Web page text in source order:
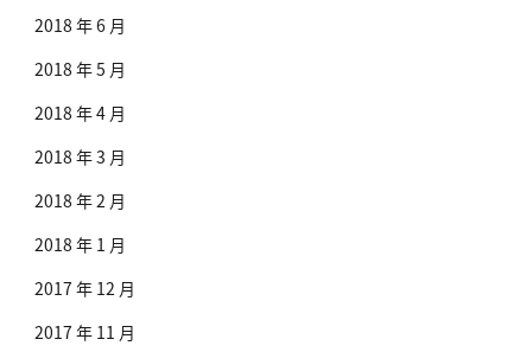
2018 年 6 月
2018 年 5 月
2018 年 4 月
2018 年 3 月
2018 年 2 月
2018 年 1 月
2017 年 12 月
2017 年 11 月